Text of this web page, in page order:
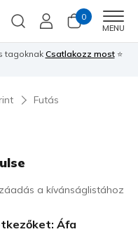
0
MENU
tagoknak Csatlakozz most⭐
Futás
a kívánságlistához
Áfa